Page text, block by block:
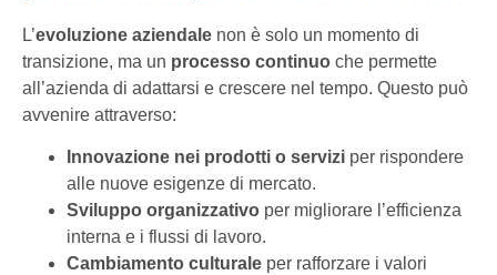
L’evoluzione aziendale non è solo un momento di
transizione, ma un processo continuo che permette
all’azienda di adattarsi e crescere nel tempo. Questo può
avvenire attraverso:
Innovazione nei prodotti o servizi per rispondere
alle nuove esigenze di mercato.
Sviluppo organizzativo per migliorare l’efficienza
interna e i flussi di lavoro.
Cambiamento culturale per rafforzare i valori